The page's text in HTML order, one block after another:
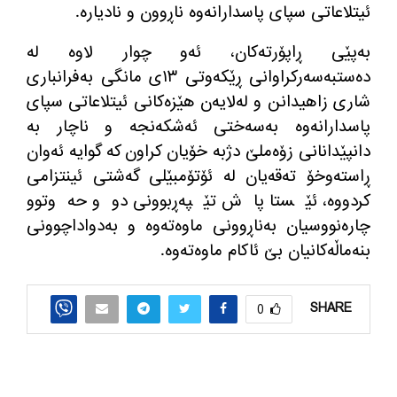
ئیتلاعاتی سپای پاسدارانه‌وه‌ ناڕوون و نادیاره‌.
به‌پێی ڕاپۆرته‌كان، ئه‌و چوار لاوه‌ له‌
ده‌ستبه‌سه‌ركراوانی ڕێكه‌وتی ١٣ی مانگی به‌فرانباری
شاری زاهیدانن و له‌لایه‌ن هێزه‌كانی ئیتلاعاتی سپای
پاسدارانه‌وه‌ به‌سه‌ختی ئه‌شكه‌نجه و ناچار به‌
دانپێدانانی زۆه‌ملێ دژبه‌ خۆیان كراون كه‌ گوایه‌ ئه‌وان
ڕاسته‌وخۆ ته‌قه‌یان له‌ ئۆتۆمبێلی گه‌شتی ئینتزامی
كردووه‌، ئێستا پاش تێپه‌ڕبوونی دوو حه‌وتوو
چاره‌نووسیان به‌ناڕوونی ماوه‌ته‌وه‌ و به‌دواداچوونی
بنه‌ماڵه‌كانیان بێ ئاكام ماوه‌ته‌وه‌.
SHARE
0